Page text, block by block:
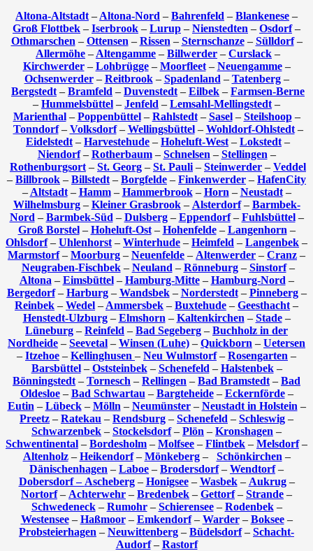
Altona-Altstadt – Altona-Nord – Bahrenfeld – Blankenese –
Groß Flottbek – Iserbrook – Lurup – Nienstedten – Osdorf–
Othmarschen – Ottensen – Rissen – Sternschanze– Sülldorf–
Allermöhe – Altengamme – Billwerder – Curslack –
Kirchwerder– Lohbrügge– Moorfleet– Neuengamme–
Ochsenwerder– Reitbrook– Spadenland – Tatenberg–
Bergstedt – Bramfeld – Duvenstedt – Eilbek – Farmsen-Berne
– Hummelsbüttel – Jenfeld – Lemsahl-Mellingstedt –
Marienthal– Poppenbüttel– Rahlstedt– Sasel– Steilshoop–
Tonndorf– Volksdorf– Wellingsbüttel– Wohldorf-Ohlstedt–
Eidelstedt – Harvestehude – Hoheluft-West – Lokstedt –
Niendorf– Rotherbaum– Schnelsen – Stellingen –
Rothenburgsort – St. Georg – St. Pauli – Steinwerder – Veddel
– Billbrook – Billstedt – Borgfelde – Finkenwerder – HafenCity
– Altstadt– Hamm– Hammerbrook– Horn – Neustadt–
Wilhelmsburg– Kleiner Grasbrook– Alsterdorf– Barmbek-
Nord – Barmbek-Süd – Dulsberg– Eppendorf– Fuhlsbüttel–
Groß Borstel– Hoheluft-Ost– Hohenfelde– Langenhorn –
Ohlsdorf– Uhlenhorst – Winterhude – Heimfeld – Langenbek –
Marmstorf– Moorburg – Neuenfelde – Altenwerder – Cranz –
Neugraben-Fischbek– Neuland – Rönneburg– Sinstorf–
Altona – Eimsbüttel– Hamburg-Mitte– Hamburg-Nord –
Bergedorf– Harburg– Wandsbek– Norderstedt– Pinneberg–
Reinbek – Wedel – Ammersbek – Buxtehude – Geesthacht –
Henstedt-Ulzburg– Elmshorn – Kaltenkirchen – Stade–
Lüneburg – Reinfeld – Bad Segeberg – Buchholz in der
Nordheide – Seevetal – Winsen (Luhe) – Quickborn – Uetersen
– Itzehoe – Kellinghusen – Neu Wulmstorf– Rosengarten –
Barsbüttel– Oststeinbek– Schenefeld – Halstenbek–
Bönningstedt – Tornesch – Rellingen – Bad Bramstedt – Bad
Oldesloe– Bad Schwartau – Bargteheide– Eckernförde–
Eutin – Lübeck– Mölln – Neumünster– Neustadt in Holstein –
Preetz – Ratekau – Rendsburg – Schenefeld – Schleswig –
Schwarzenbek – Stockelsdorf– Plön – Kronshagen –
Schwentinental – Bordesholm – Molfsee – Flintbek – Melsdorf–
Altenholz– Heikendorf– Mönkeberg– Schönkirchen –
Dänischenhagen – Laboe – Brodersdorf– Wendtorf–
Dobersdorf – Ascheberg– Honigsee– Wasbek– Aukrug–
Nortorf– Achterwehr – Bredenbek – Gettorf– Strande –
Schwedeneck– Rumohr– Schierensee– Rodenbek–
Westensee– Haßmoor– Emkendorf– Warder– Boksee–
Probsteierhagen – Neuwittenberg – Büdelsdorf– Schacht-
Audorf– Rastorf